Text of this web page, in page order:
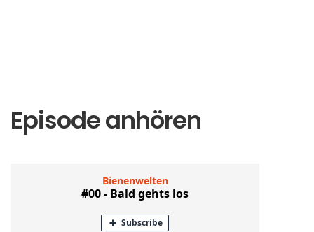
Episode anhören